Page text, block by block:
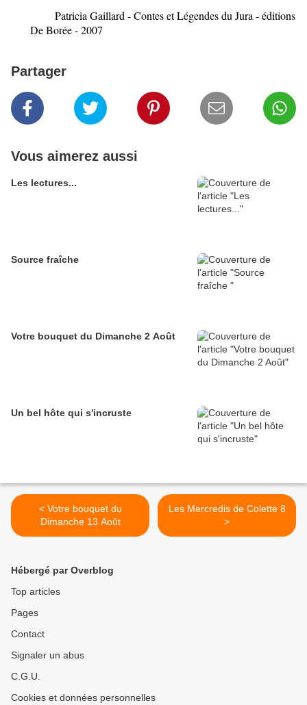
Patricia Gaillard - Contes et Légendes du Jura - éditions
De Borée - 2007
Partager
Vous aimerez aussi
Les lectures...
Source fraîche
Votre bouquet du Dimanche 2 Août
Un bel hôte qui s'incruste
< Votre bouquet du
Dimanche 13 Août
Les Mercredis de Colette 8
>
Hébergé par Overblog
Top articles
Pages
Contact
Signaler un abus
C.G.U.
Cookies et données personnelles